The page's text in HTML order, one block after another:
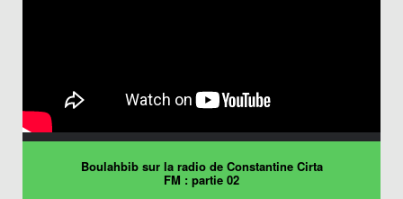
Boulahbib sur la radio de Constantine Cirta
FM : partie 02